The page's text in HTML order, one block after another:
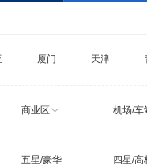
厦门 天津
商业区 机场/车
五星/豪华 四星/高